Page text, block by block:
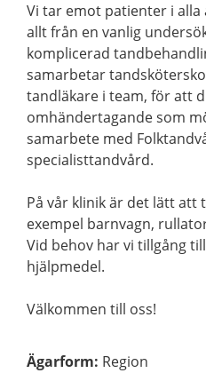
Vi tar emot patienter i
allt från en vanlig
komplicerad
samarbetar
tandläkare i team, för att
omhändertagande som
samarbete med
specialisttandvård.
På vår klinik är det lätt att
exempel barnvagn,
Vid behov har vi tillgång
hjälpmedel.
Välkommen till oss!
Ägarform: Region